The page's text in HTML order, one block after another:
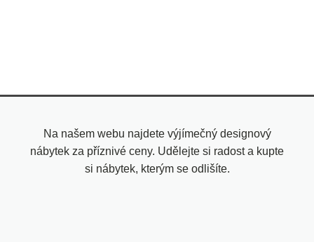
Na našem webu najdete výjímečný designový
nábytek za příznivé ceny. Udělejte si radost a kupte
si nábytek, kterým se odlišíte.